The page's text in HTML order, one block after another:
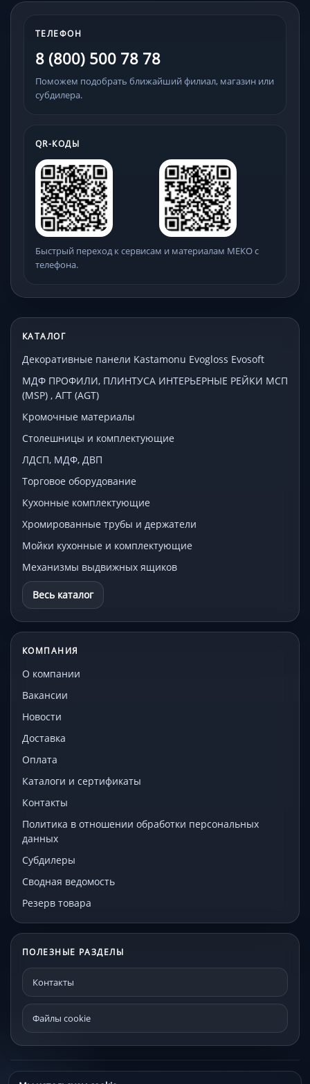
ТЕЛЕФОН
8 (800) 500 78 78
Поможем подобрать ближайший филиал, магазин или
субдилера.
QR-КОДЫ
Быстрый переход к сервисам и материалам МЕКО с
телефона.
КАТАЛОГ
Декоративные панели Kastamonu Evogloss Evosoft
МДФ ПРОФИЛИ, ПЛИНТУСА ИНТЕРЬЕРНЫЕ РЕЙКИ МСП
(MSP) , АГТ (AGT)
Кромочные материалы
Столешницы и комплектующие
ЛДСП, МДФ, ДВП
Торговое оборудование
Кухонные комплектующие
Хромированные трубы и держатели
Мойки кухонные и комплектующие
Механизмы выдвижных ящиков
Весь каталог
КОМПАНИЯ
О компании
Вакансии
Новости
Доставка
Оплата
Каталоги и сертификаты
Контакты
Политика в отношении обработки персональных
данных
Субдилеры
Сводная ведомость
Резерв товара
ПОЛЕЗНЫЕ РАЗДЕЛЫ
Контакты
Файлы cookie
© МЕКО - мебельная фурнитура и комплектующие 192241, Санкт-